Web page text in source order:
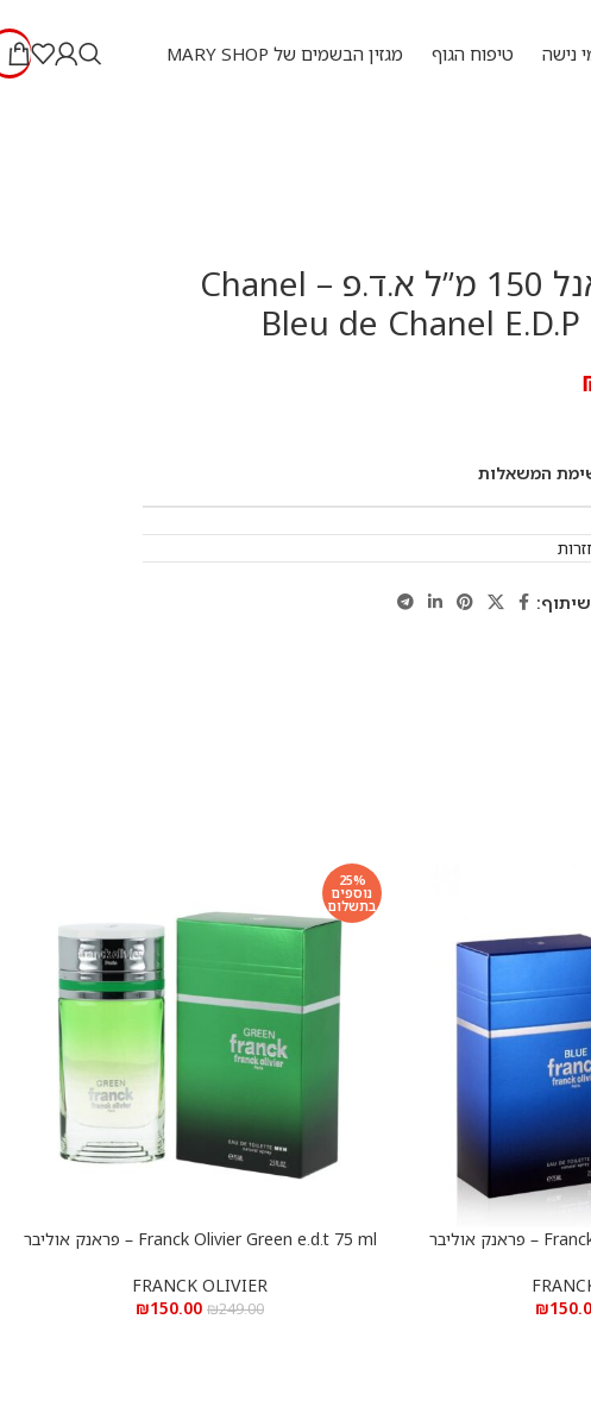
נישה טיפוח הגוף מגזין הבשמים של MARY SHOP
בלו שאנל 150 מ”ל א.ד.פ – Chanel
Bleu de Chanel
המשאלות
שיתוף:
Franck Olivier Blue e.d.t 75 ml – פראנק אוליבר
₪
25%
נוספים
בתשלום
הוספה לסל
Franck Olivier Green e.d.t 75 ml – פראנק אוליבר
FRANCK OLIVIER
₪249.00
₪150.00